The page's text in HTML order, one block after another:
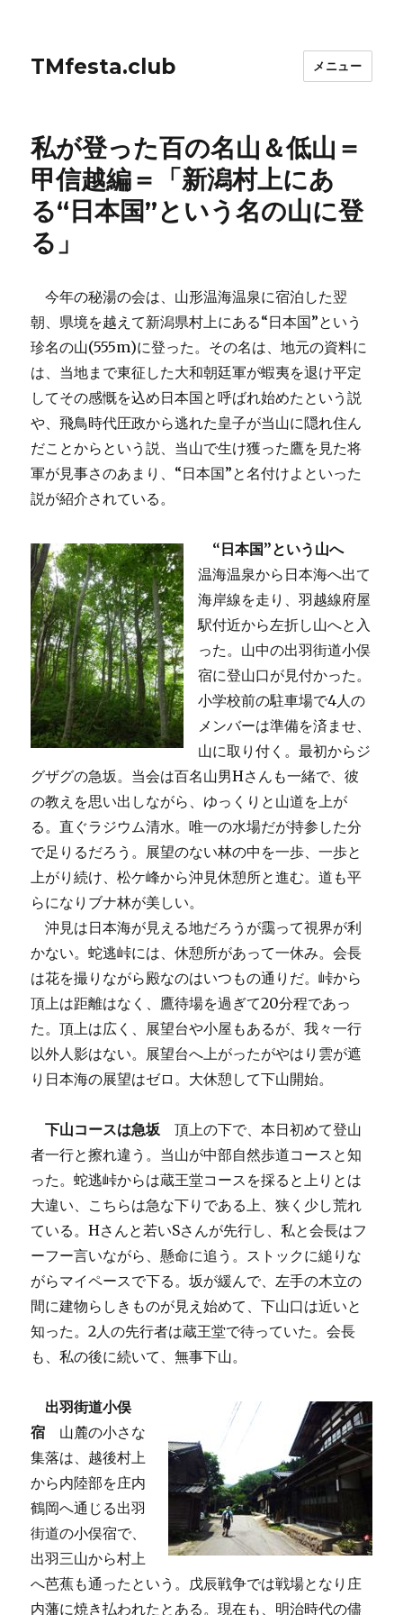
TMfesta.club メニュー
私が登った百の名山＆低山＝
甲信越編＝「新潟村上にあ
る“日本国”という名の山に登
る」
今年の秘湯の会は、山形温海温泉に宿泊した翌
朝、県境を越えて新潟県村上にある“日本国”という
珍名の山(555m)に登った。その名は、地元の資料に
は、当地まで東征した大和朝廷軍が蝦夷を退け平定
してその感慨を込め日本国と呼ばれ始めたという説
や、飛鳥時代圧政から逃れた皇子が当山に隠れ住ん
だことからという説、当山で生け獲った鷹を見た将
軍が見事さのあまり、“日本国”と名付けよといった
説が紹介されている。
“日本国”という山へ
温海温泉から日本海へ出て
海岸線を走り、羽越線府屋
駅付近から左折し山へと入
った。山中の出羽街道小俣
宿に登山口が見付かった。
小学校前の駐車場で4人の
メンバーは準備を済ませ、
山に取り付く。最初からジ
グザグの急坂。当会は百名山男Hさんも一緒で、彼
の教えを思い出しながら、ゆっくりと山道を上が
る。直ぐラジウム清水。唯一の水場だが持参した分
で足りるだろう。展望のない林の中を一歩、一歩と
上がり続け、松ケ峰から沖見休憩所と進む。道も平
らになりブナ林が美しい。
沖見は日本海が見える地だろうが靄って視界が利
かない。蛇逃峠には、休憩所があって一休み。会長
は花を撮りながら殿なのはいつもの通りだ。峠から
頂上は距離はなく、鷹待場を過ぎて20分程であっ
た。頂上は広く、展望台や小屋もあるが、我々一行
以外人影はない。展望台へ上がったがやはり雲が遮
り日本海の展望はゼロ。大休憩して下山開始。
下山コースは急坂 頂上の下で、本日初めて登山
者一行と擦れ違う。当山が中部自然歩道コースと知
った。蛇逃峠からは蔵王堂コースを採ると上りとは
大違い、こちらは急な下りである上、狭く少し荒れ
ている。Hさんと若いSさんが先行し、私と会長はフ
ーフー言いながら、懸命に追う。ストックに縋りな
がらマイペースで下る。坂が緩んで、左手の木立の
間に建物らしきものが見え始めて、下山口は近いと
知った。2人の先行者は蔵王堂で待っていた。会長
も、私の後に続いて、無事下山。
出羽街道小俣
宿 山麓の小さな
集落は、越後村上
から内陸部を庄内
鶴岡へ通じる出羽
街道の小俣宿で、
出羽三山から村上
へ芭蕉も通ったという。戊辰戦争では戦場となり庄
内藩に焼き払われたとある。現在も、明治時代の儘